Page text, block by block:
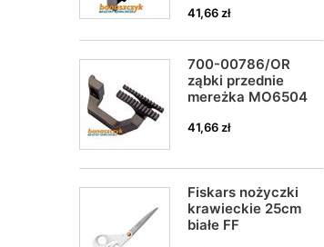
41,66 zł
700-00786/OR
ząbki przednie
mereżka MO6504
41,66 zł
Fiskars nożyczki
krawieckie 25cm
białe FF